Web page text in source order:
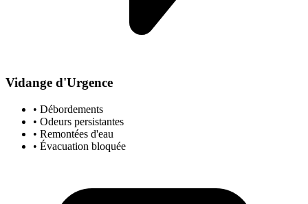
Vidange d'Urgence
• Débordements
• Odeurs persistantes
• Remontées d'eau
• Évacuation bloquée